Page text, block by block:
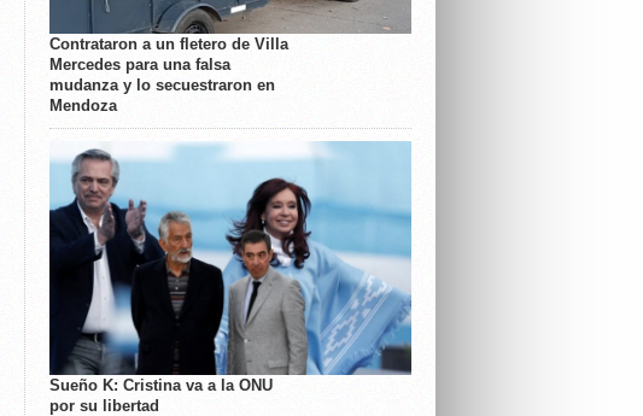
Contrataron a un fletero de Villa
Mercedes para una falsa
mudanza y lo secuestraron en
Mendoza
Sueño K: Cristina va a la ONU
por su libertad